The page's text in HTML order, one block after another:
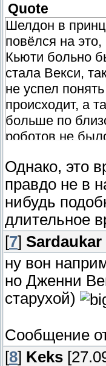
Quote
Шелдон в
повёлся на это,
Кьюти больно
стала Векси,
не успел
происходит, а
больше по
роботов не
Однако, это
правдо не в
нибудь
длительное
[7] Sardaukar
ну вон
но Дженни
старухой)
Сообщение
[8] Keks